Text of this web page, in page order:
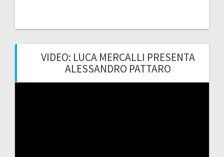
VIDEO: LUCA MERCALLI PRESENTA
ALESSANDRO PATTARO